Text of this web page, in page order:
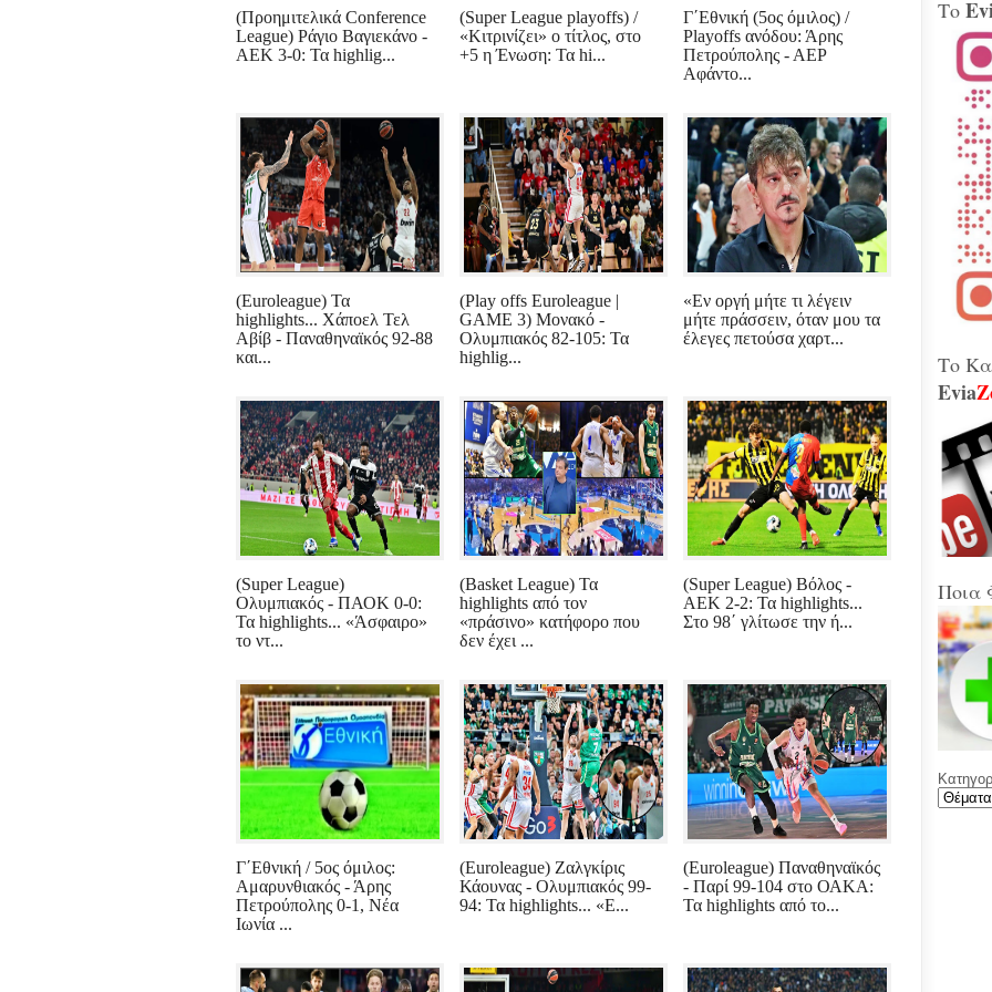
(Προημιτελικά Conference
League) Ράγιο Βαγιεκάνο -
ΑΕΚ 3-0: Τα highlig...
(Super League playoffs) /
«Κιτρινίζει» ο τίτλος, στο
+5 η Ένωση: Τα hi...
Γ΄Εθνική (5ος όμιλος) /
Playoffs ανόδου: Άρης
Πετρούπολης - ΑΕΡ
Αφάντο...
(Euroleague) Τα
highlights... Χάποελ Τελ
Αβίβ - Παναθηναϊκός 92-88
και...
(Play offs Euroleague |
GAME 3) Μονακό -
Ολυμπιακός 82-105: Τα
highlig...
«Εν οργή μήτε τι λέγειν
μήτε πράσσειν, όταν μου τα
έλεγες πετούσα χαρτ...
(Super League)
Ολυμπιακός - ΠΑΟΚ 0-0:
Τα highlights... «Άσφαιρο»
το ντ...
(Basket League) Τα
highlights από τον
«πράσινο» κατήφορο που
δεν έχει ...
(Super League) Βόλος -
ΑΕΚ 2-2: Τα highlights...
Στο 98΄ γλίτωσε την ή...
Γ΄Εθνική / 5ος όμιλος:
Αμαρυνθιακός - Άρης
Πετρούπολης 0-1, Νέα
Ιωνία ...
(Euroleague) Ζαλγκίρις
Κάουνας - Ολυμπιακός 99-
94: Τα highlights... «Ε...
(Euroleague) Παναθηναϊκός
- Παρί 99-104 στο ΟΑΚΑ:
Τα highlights από το...
240
Τα
το
Στα
την
Το
Το
Evia
Ποια